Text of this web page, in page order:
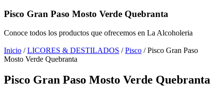
Pisco Gran Paso Mosto Verde Quebranta
Conoce todos los productos que ofrecemos en La Alcoholeria
Inicio /LICORES & DESTILADOS /Pisco / Pisco Gran Paso
Mosto Verde Quebranta
Pisco Gran Paso Mosto Verde Quebranta